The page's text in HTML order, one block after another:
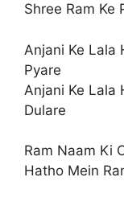
Shree Ram Ke
Anjani Ke Lala
Pyare
Anjani Ke Lala
Dulare
Ram Naam Ki
Hatho Mein